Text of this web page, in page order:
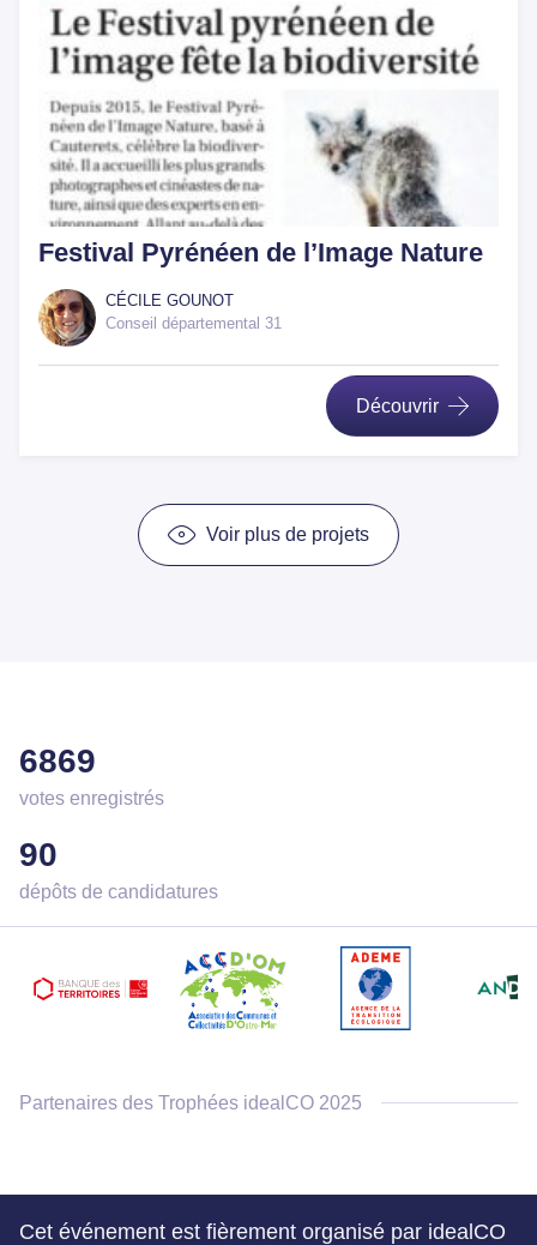
Festival Pyrénéen de l’Image Nature
CÉCILE GOUNOT
Conseil départemental 31
Découvrir
Voir plus de projets
6869
votes enregistrés
90
dépôts de candidatures
Partenaires des Trophées idealCO 2025
Cet événement est fièrement organisé par idealCO